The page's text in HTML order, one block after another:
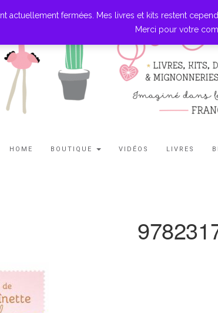
HOME BOUTIQUE VIDÉOS LIVRES
actuellement fermées. Mes livres et kits restent
Merci pour votre